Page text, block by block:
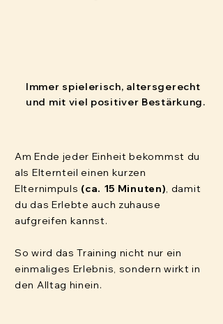
Immer spielerisch, altersgerecht
und mit viel positiver Bestärkung.
Am Ende jeder Einheit bekommst du
als Elternteil einen kurzen
Elternimpuls (ca. 15 Minuten), damit
du das Erlebte auch zuhause
aufgreifen kannst.
So wird das Training nicht nur ein
einmaliges Erlebnis, sondern wirkt in
den Alltag hinein.